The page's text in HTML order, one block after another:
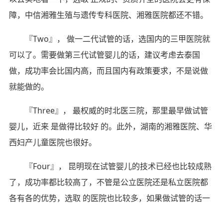
障，中信湘雅生殖与遗传专科医院、湘雅医院都还不错。
『Two』， 做一二代试管的话，选国内的三甲医院就
可以了。需要做第三代试管婴儿的话，建议考虑去泰国
做，成功率会比国内高，而且国内有政策要求，不是说做
就能做的。
『Three』， 最权威的时北医三院，那里最早做试管
婴儿，近来 是做得比较好 的。此外，湖南的湘雅医院、华
西妇产儿童医院也很好。
『Four』， 昆明现在试管婴儿的技术已经也比较成熟
了，成功率都比较高了，不管是公立医院还是私立医院都
各有各的优势，选取 的医院也比较多，如果做试管的话一